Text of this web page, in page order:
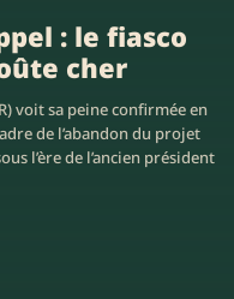
: le fiasco
cher
voit sa peine confirmée en
de l’abandon du projet
l’ère de l’ancien président